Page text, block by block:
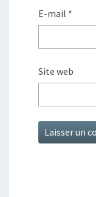
E-mail *
Site web